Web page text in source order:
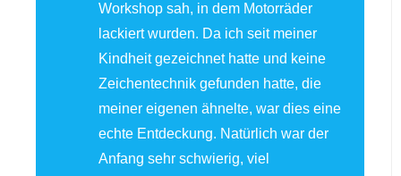
Workshop sah, in dem Motorräder
lackiert wurden. Da ich seit meiner
Kindheit gezeichnet hatte und keine
Zeichentechnik gefunden hatte, die
meiner eigenen ähnelte, war dies eine
echte Entdeckung. Natürlich war der
Anfang sehr schwierig, viel